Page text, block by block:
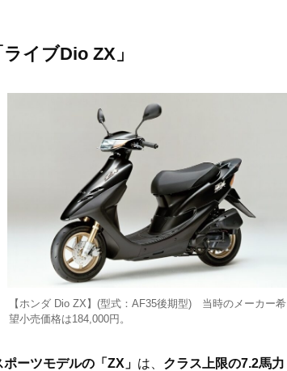
イブDio ZX」
【ホンダ Dio ZX】(型式：AF35後期型) 当時のメーカー希
望小売価格は184,000円。
ポーツモデルの「ZX」 は、 クラス上限の7.2馬力